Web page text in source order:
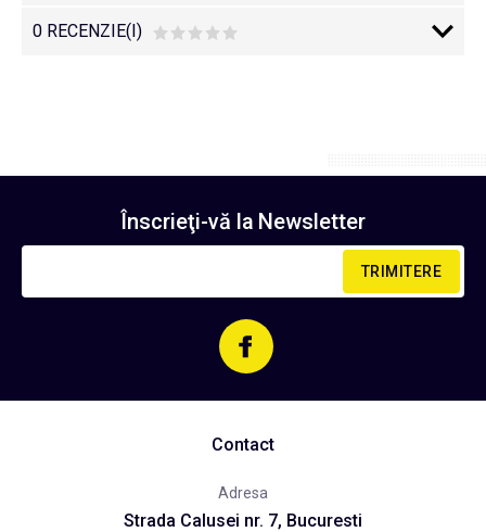
0 RECENZIE(I)
Înscrieţi-vă la Newsletter
TRIMITERE
Contact
Adresa
Strada Calusei nr. 7, Bucuresti